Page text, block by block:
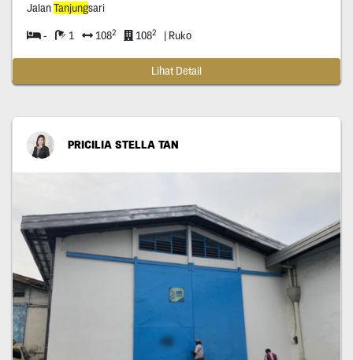
JalanTanjungsari
- 1 1082 1082 | Ruko
Lihat Detail
PRICILIA STELLA TAN